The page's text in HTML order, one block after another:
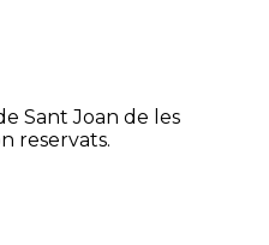
Sant Joan de les
reservats.